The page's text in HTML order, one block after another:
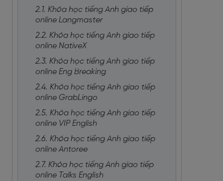
2.1. Khóa học tiếng Anh giao tiếp
online Langmaster
2.2. Khóa học tiếng Anh giao tiếp
online NativeX
2.3. Khóa học tiếng Anh giao tiếp
online Eng Breaking
2.4. Khóa học tiếng Anh giao tiếp
online GrabLingo
2.5. Khóa học tiếng Anh giao tiếp
online VIP English
2.6. Khóa học tiếng Anh giao tiếp
online Antoree
2.7. Khóa học tiếng Anh giao tiếp
online Talks English